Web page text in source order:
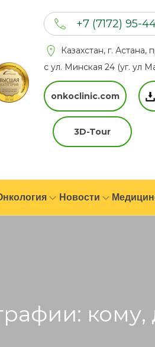
+7 (7172) 95-
+7 (702) 201
+7 (777) 201
Казахстан, г. Астана,
с ул. Минская 24 (уг. ул
onkoclinic.com
3D-Tour
Новости
кому,